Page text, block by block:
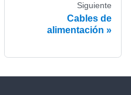
Siguiente
Cables de
alimentación